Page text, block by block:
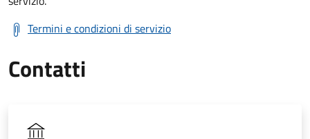
Termini e condizioni di servizio
Contatti